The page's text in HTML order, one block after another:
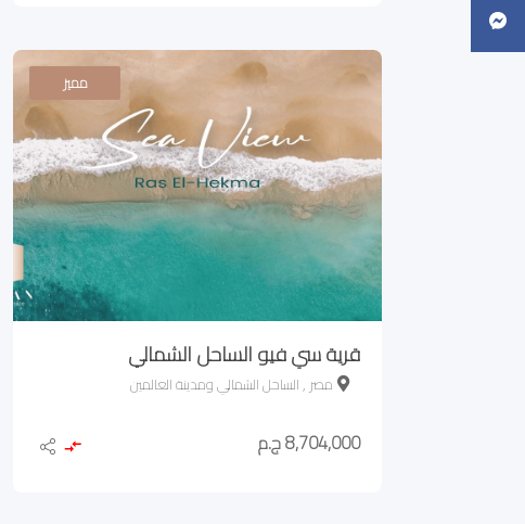
مميز
قرية سي فيو الساحل الشمالي
مصر , الساحل الشمالي ومدينة العالمين
8,704,000 ج.م